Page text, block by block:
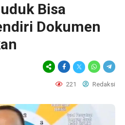
Bisa
Dokumen
221 Redaksi